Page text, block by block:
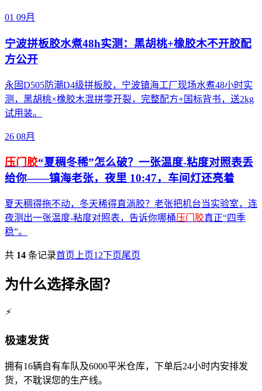
01 09月
宁波拼板胶水煮48h实测：黑胡桃+橡胶木不开胶配
方公开
永固D505防潮D4级拼板胶，宁波镇海工厂现场水煮48小时实
测，黑胡桃×橡胶木混拼零开裂，完整配方+国标背书，送2kg
试用装。
26 08月
压门胶“夏稠冬稀”怎么破？一张温度-粘度对照表丢
给你——镇海老张，夜里 10:47，车间灯还亮着
夏天稠得拖不动，冬天稀得直淌胶？老张把机台当实验室，连
夜测出一张温度-粘度对照表，告诉你哪桶压门胶真正“四季
稳”。
共 14 条记录首页 上页1 2下页尾页
为什么选择永固？
⚡
极速发货
拥有16辆自有车队及6000平米仓库，下单后24小时内安排发
货，不耽误您的生产线。